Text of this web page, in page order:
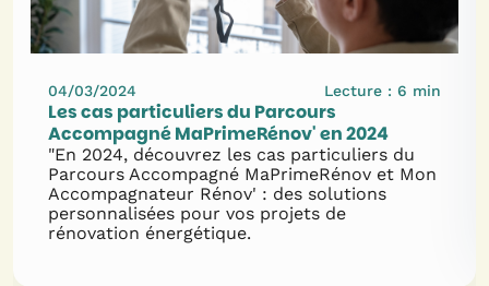
04/03/2024 Lecture : 6 min
Les cas particuliers du Parcours
Accompagné MaPrimeRénov' en 2024
"En 2024, découvrez les cas particuliers du
Parcours Accompagné MaPrimeRénov et Mon
Accompagnateur Rénov' : des solutions
personnalisées pour vos projets de
rénovation énergétique.